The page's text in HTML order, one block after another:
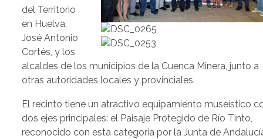
del Territorio
en Huelva,
José Antonio
Cortés, y los
alcaldes de los municipios de la Cuenca Minera, junto a
otras autoridades locales y provinciales.
El recinto tiene un atractivo equipamiento museístico
dos ejes principales: el Paisaje Protegido de Río Tinto,
reconocido con esta categoría por la Junta de